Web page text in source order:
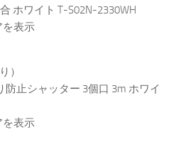
ホワイト T-S02N-2330WH
を表示
）
止シャッター 3個口 3m ホワイ
を表示